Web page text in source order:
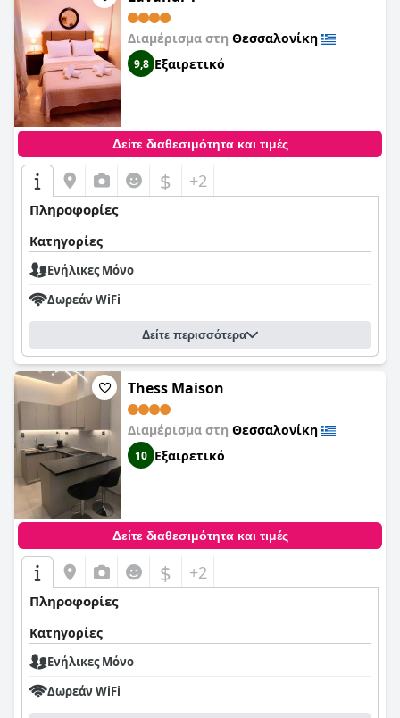
Διαμέρισμα στη Θεσσαλονίκη
9,8 Εξαιρετικό
Δείτε διαθεσιμότητα και τιμές
$ +2
Πληροφορίες
Κατηγορίες
Ενήλικες Μόνο
Δωρεάν WiFi
Δείτε περισσότερα
Thess Maison
Διαμέρισμα στη Θεσσαλονίκη
10 Εξαιρετικό
Δείτε διαθεσιμότητα και τιμές
$ +2
Πληροφορίες
Κατηγορίες
Ενήλικες Μόνο
Δωρεάν WiFi